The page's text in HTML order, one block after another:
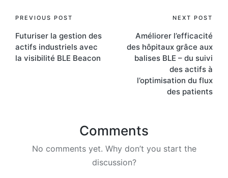
Post
navigation
PREVIOUS POST
Futuriser la gestion des
actifs industriels avec
la visibilité BLE Beacon
NEXT POST
Améliorer l’efficacité
des hôpitaux grâce aux
balises BLE – du suivi
des actifs à
l’optimisation du flux
des patients
Comments
No comments yet. Why don’t you start the
discussion?